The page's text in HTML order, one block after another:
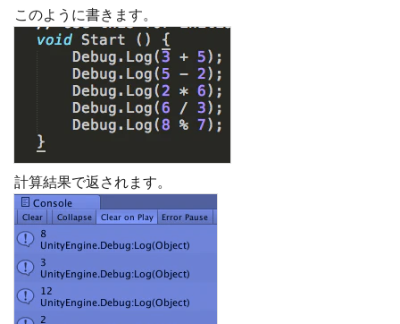
このように書きます。
計算結果で返されます。